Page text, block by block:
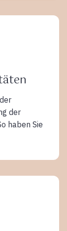
der
haben Sie